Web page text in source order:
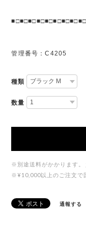
管理番号：C4205
種類
数量
※別途送料がかかります。
※¥10,000以上のご注文で
通報する